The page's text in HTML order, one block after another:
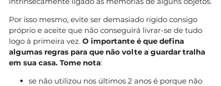
Por isso mesmo, evite ser demasiado rígido consigo
próprio e aceite que não conseguirá livrar-se de tudo
logo à primeira vez. O importante é que defina
algumas regras para que não volte a guardar tralha
em sua casa. Tome nota:
se não utilizou nos últimos 2 anos é porque não